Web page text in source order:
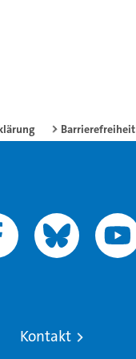
Barrierefreiheit
Kontakt